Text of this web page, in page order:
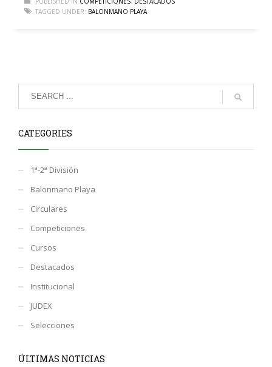
TAGGED UNDER: BALONMANO PLAYA
CATEGORIES
1ª-2ª División
Balonmano Playa
Circulares
Competiciones
Cursos
Destacados
Institucional
JUDEX
Selecciones
ÚLTIMAS NOTICIAS